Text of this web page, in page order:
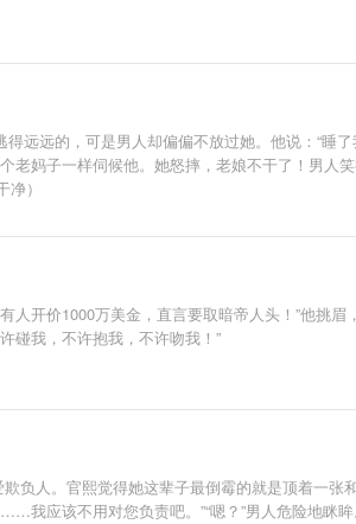
远远的，可是男人却偏偏不放过她。他说：“睡
妈子一样伺候他。她怒摔，老娘不干了！男人
）
开价1000万美金，直言要取暗帝人头！”他挑眉
碰我，不许抱我，不许吻我！”
负人。官熙觉得她这辈子最倒霉的就是顶着一张
应该不用对您负责吧。”“嗯？”男人危险地眯